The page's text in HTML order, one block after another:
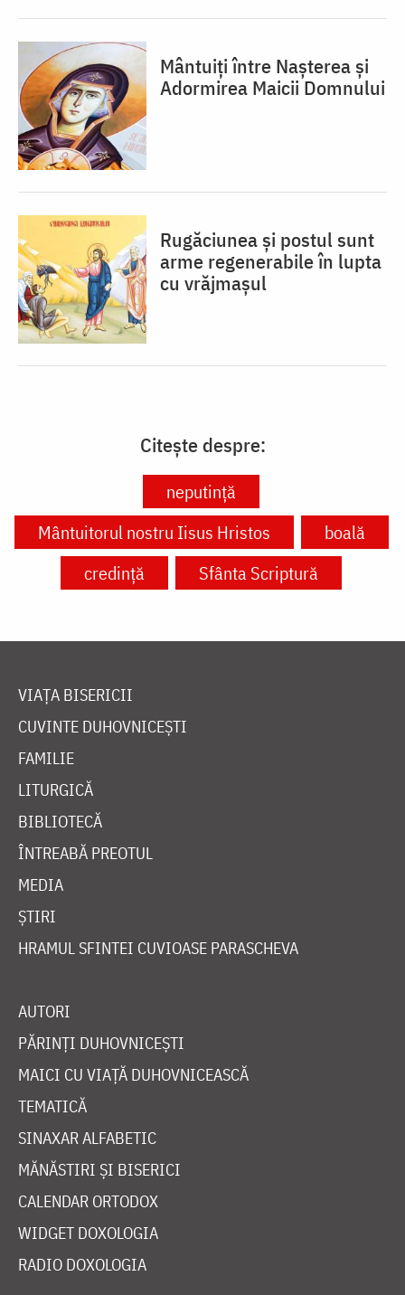
Mântuiți între Nașterea și
Adormirea Maicii Domnului
Rugăciunea și postul sunt
arme regenerabile în lupta
cu vrăjmașul
Citește despre:
neputință
Mântuitorul nostru Iisus Hristos
boală
credință
Sfânta Scriptură
VIAȚA BISERICII
CUVINTE DUHOVNICEȘTI
FAMILIE
LITURGICĂ
BIBLIOTECĂ
ÎNTREABĂ PREOTUL
MEDIA
ȘTIRI
HRAMUL SFINTEI CUVIOASE PARASCHEVA
AUTORI
PĂRINȚI DUHOVNICEȘTI
MAICI CU VIAȚĂ DUHOVNICEASCĂ
TEMATICĂ
SINAXAR ALFABETIC
MĂNĂSTIRI ȘI BISERICI
CALENDAR ORTODOX
WIDGET DOXOLOGIA
RADIO DOXOLOGIA